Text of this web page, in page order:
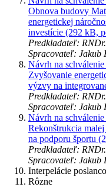
Obnova budovy
energetickej
investície (292 kB,
Predkladateľ:
Spracovateľ: Jakub
Návrh na
Zvyšovanie
výzvy na
Predkladateľ:
Spracovateľ: Jakub
Návrh na
Rekonštrukcia
na podporu športu
Predkladateľ:
Spracovateľ: Jakub
Interpelácie
Rôzne